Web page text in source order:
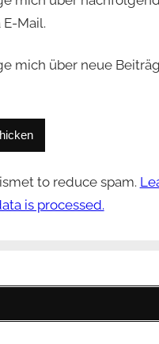
Mail.
mich über neue
to reduce spam.
is processed.